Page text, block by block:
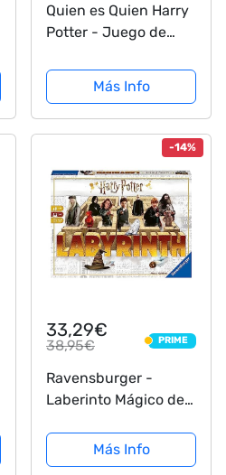
Quien es Quien Harry
Potter - Juego de
Respuestas - Versión
en Español
Más Info
-14%
33,29€
38,95€ PRIME
PRIME
Ravensburger -
Laberinto Mágico de
de mesa, Edad
recomendada 7+, 2-4
Más Info